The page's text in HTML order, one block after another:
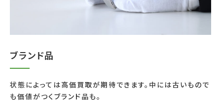
ブランド品
状態によっては高価買取が期待できます。中には古いもので
も価値がつくブランド品も。